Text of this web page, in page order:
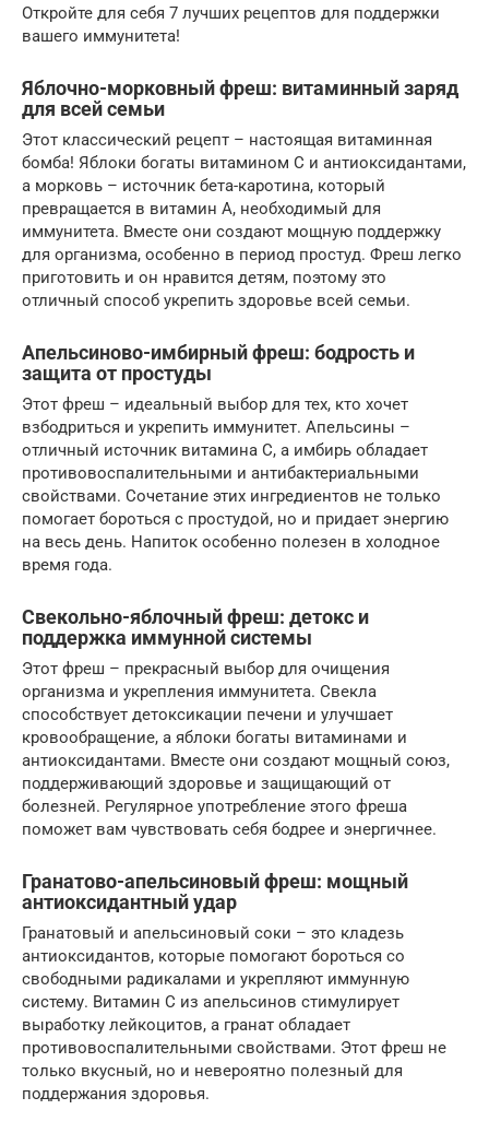
Откройте для себя 7 лучших рецептов для поддержки
вашего иммунитета!
Яблочно-морковный фреш: витаминный заряд
для всей семьи
Этот классический рецепт – настоящая витаминная
бомба! Яблоки богаты витамином C и антиоксидантами,
а морковь – источник бета-каротина, который
превращается в витамин A, необходимый для
иммунитета. Вместе они создают мощную поддержку
для организма, особенно в период простуд. Фреш легко
приготовить и он нравится детям, поэтому это
отличный способ укрепить здоровье всей семьи.
Апельсиново-имбирный фреш: бодрость и
защита от простуды
Этот фреш – идеальный выбор для тех, кто хочет
взбодриться и укрепить иммунитет. Апельсины –
отличный источник витамина C, а имбирь обладает
противовоспалительными и антибактериальными
свойствами. Сочетание этих ингредиентов не только
помогает бороться с простудой, но и придает энергию
на весь день. Напиток особенно полезен в холодное
время года.
Свекольно-яблочный фреш: детокс и
поддержка иммунной системы
Этот фреш – прекрасный выбор для очищения
организма и укрепления иммунитета. Свекла
способствует детоксикации печени и улучшает
кровообращение, а яблоки богаты витаминами и
антиоксидантами. Вместе они создают мощный союз,
поддерживающий здоровье и защищающий от
болезней. Регулярное употребление этого фреша
поможет вам чувствовать себя бодрее и энергичнее.
Гранатово-апельсиновый фреш: мощный
антиоксидантный удар
Гранатовый и апельсиновый соки – это кладезь
антиоксидантов, которые помогают бороться со
свободными радикалами и укрепляют иммунную
систему. Витамин C из апельсинов стимулирует
выработку лейкоцитов, а гранат обладает
противовоспалительными свойствами. Этот фреш не
только вкусный, но и невероятно полезный для
поддержания здоровья.